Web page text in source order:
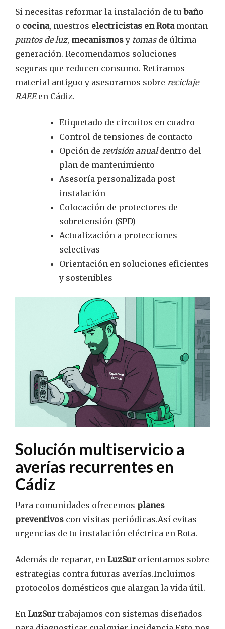
Si necesitas reformar la instalación de tubaño
o cocina, nuestros electricistas en Rotamontan
puntos de luz, mecanismosy tomasde última
generación. Recomendamos soluciones
seguras que reducen consumo. Retiramos
material antiguo y asesoramos sobre reciclaje
RAEEen Cádiz.
Etiquetado de circuitos en cuadro
Control de tensiones de contacto
Opción de revisión anualdentro del
plan de mantenimiento
Asesoría personalizada post-
instalación
Colocación de protectores de
sobretensión (SPD)
Actualización a protecciones
selectivas
Orientación en soluciones eficientes
y sostenibles
Solución multiservicio a
averías recurrentes en
Cádiz
Para comunidades ofrecemos planes
preventivos con visitas periódicas.Así evitas
urgencias de tu instalación eléctrica en Rota.
Además de reparar, en LuzSur orientamos sobre
estrategias contra futuras averías.Incluimos
protocolos domésticos que alargan la vida útil.
En LuzSur trabajamos con sistemas diseñados